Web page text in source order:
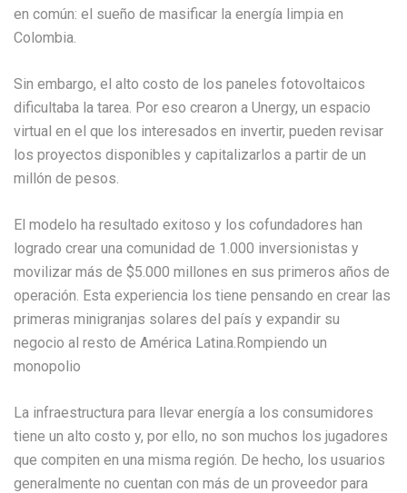
en común: el sueño de masificar la energía limpia en
Colombia.
Sin embargo, el alto costo de los paneles fotovoltaicos
dificultaba la tarea. Por eso crearon a Unergy, un espacio
virtual en el que los interesados en invertir, pueden revisar
los proyectos disponibles y capitalizarlos a partir de un
millón de pesos.
El modelo ha resultado exitoso y los cofundadores han
logrado crear una comunidad de 1.000 inversionistas y
movilizar más de $5.000 millones en sus primeros años de
operación. Esta experiencia los tiene pensando en crear las
primeras minigranjas solares del país y expandir su
negocio al resto de América Latina.Rompiendo un
monopolio
La infraestructura para llevar energía a los consumidores
tiene un alto costo y, por ello, no son muchos los jugadores
que compiten en una misma región. De hecho, los usuarios
generalmente no cuentan con más de un proveedor para